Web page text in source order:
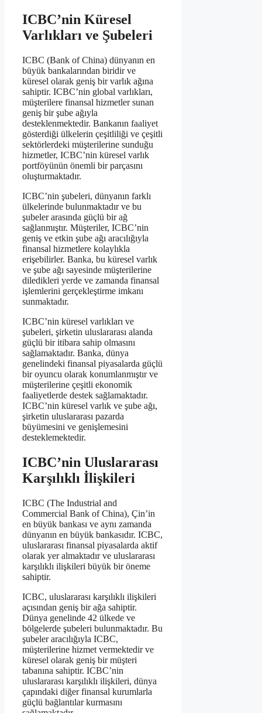
ICBC’nin Küresel
Varlıkları ve Şubeleri
ICBC (Bank of China) dünyanın en
büyük bankalarından biridir ve
küresel olarak geniş bir varlık ağına
sahiptir. ICBC’nin global varlıkları,
müşterilere finansal hizmetler sunan
geniş bir şube ağıyla
desteklenmektedir. Bankanın faaliyet
gösterdiği ülkelerin çeşitliliği ve çeşitli
sektörlerdeki müşterilerine sunduğu
hizmetler, ICBC’nin küresel varlık
portföyünün önemli bir parçasını
oluşturmaktadır.
ICBC’nin şubeleri, dünyanın farklı
ülkelerinde bulunmaktadır ve bu
şubeler arasında güçlü bir ağ
sağlanmıştır. Müşteriler, ICBC’nin
geniş ve etkin şube ağı aracılığıyla
finansal hizmetlere kolaylıkla
erişebilirler. Banka, bu küresel varlık
ve şube ağı sayesinde müşterilerine
diledikleri yerde ve zamanda finansal
işlemlerini gerçekleştirme imkanı
sunmaktadır.
ICBC’nin küresel varlıkları ve
şubeleri, şirketin uluslararası alanda
güçlü bir itibara sahip olmasını
sağlamaktadır. Banka, dünya
genelindeki finansal piyasalarda güçlü
bir oyuncu olarak konumlanmıştır ve
müşterilerine çeşitli ekonomik
faaliyetlerde destek sağlamaktadır.
ICBC’nin küresel varlık ve şube ağı,
şirketin uluslararası pazarda
büyümesini ve genişlemesini
desteklemektedir.
ICBC’nin Uluslararası
Karşılıklı İlişkileri
ICBC (The Industrial and
Commercial Bank of China), Çin’in
en büyük bankası ve aynı zamanda
dünyanın en büyük bankasıdır. ICBC,
uluslararası finansal piyasalarda aktif
olarak yer almaktadır ve uluslararası
karşılıklı ilişkileri büyük bir öneme
sahiptir.
ICBC, uluslararası karşılıklı ilişkileri
açısından geniş bir ağa sahiptir.
Dünya genelinde 42 ülkede ve
bölgelerde şubeleri bulunmaktadır. Bu
şubeler aracılığıyla ICBC,
müşterilerine hizmet vermektedir ve
küresel olarak geniş bir müşteri
tabanına sahiptir. ICBC’nin
uluslararası karşılıklı ilişkileri, dünya
çapındaki diğer finansal kurumlarla
güçlü bağlantılar kurmasını